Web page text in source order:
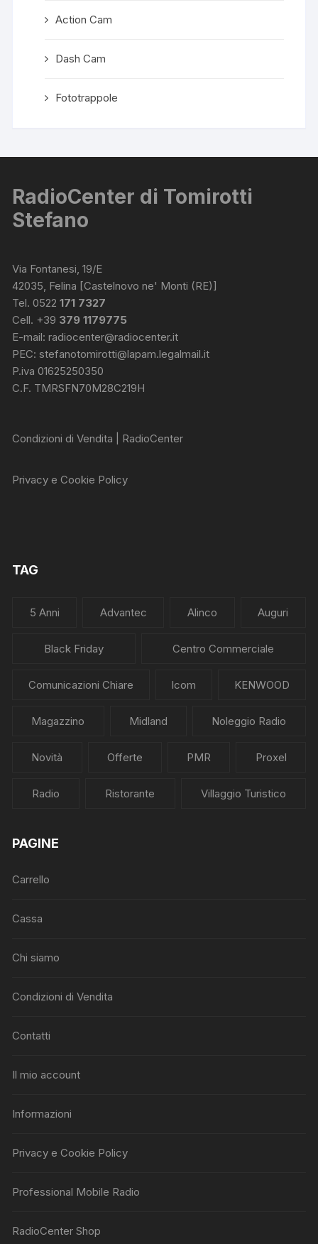
Action Cam
Dash Cam
Fototrappole
RadioCenter di Tomirotti
Stefano
Via Fontanesi, 19/E
42035, Felina [Castelnovo ne' Monti (RE)]
Tel. 0522171 7327
Cell. +39 379 1179775
E-mail:radiocenter@radiocenter.it
PEC:stefanotomirotti@lapam.legalmail.it
P.iva 01625250350
C.F. TMRSFN70M28C219H
Condizioni di Vendita | RadioCenter
Privacy e Cookie Policy
TAG
5 Anni Advantec Alinco Auguri
Black Friday Centro Commerciale
Comunicazioni Chiare Icom KENWOOD
Magazzino Midland Noleggio Radio
Novità Offerte PMR Proxel
Radio Ristorante Villaggio Turistico
PAGINE
Carrello
Cassa
Chi siamo
Condizioni di Vendita
Contatti
Il mio account
Informazioni
Privacy e Cookie Policy
Professional Mobile Radio
RadioCenter Shop